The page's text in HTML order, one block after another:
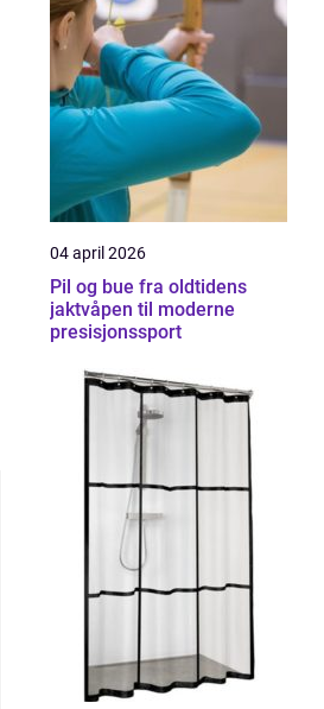
04 april 2026
Pil og bue fra oldtidens
jaktvåpen til moderne
presisjonssport